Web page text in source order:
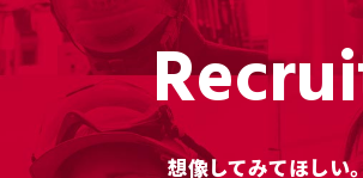
想像してみてほしい